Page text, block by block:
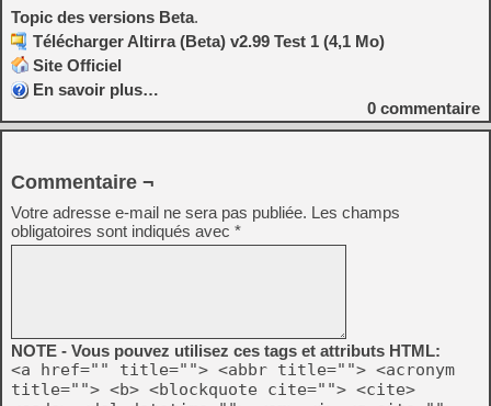
Topic des versions Beta.
Télécharger Altirra (Beta) v2.99 Test 1 (4,1 Mo)
Site Officiel
En savoir plus…
0 commentaire
Commentaire ¬
Votre adresse e-mail ne sera pas publiée. Les champs
obligatoires sont indiqués avec *
NOTE - Vous pouvez utilisez ces tags et attributs HTML:
<a href="" title=""> <abbr title=""> <acronym
title=""> <b> <blockquote cite=""> <cite>